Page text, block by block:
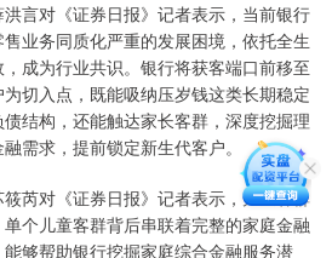
言对《证券日报》记者表示，当前银行
业务同质化严重的发展困境，依托全生
成为行业共识。银行将获客端口前移至
切入点，既能吸纳压岁钱这类长期稳定
结构，还能触达家长客群，深度挖掘理
需求，提前锁定新生代客户。
芮对《证券日报》记者表示，儿童客群
个儿童客群背后串联着完整的家庭金融
够帮助银行挖掘家庭综合金融服务潜